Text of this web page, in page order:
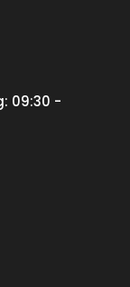
09:30 -